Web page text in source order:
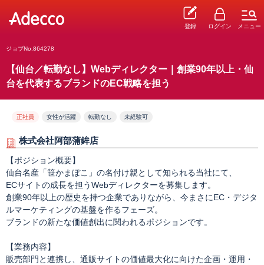
登録 ログイン メニュー
ジョブNo.864278
【仙台／転勤なし】Webディレクター｜創業90年以上・仙
台を代表するブランドのEC戦略を担う
正社員 女性が活躍 転勤なし 未経験可
株式会社阿部蒲鉾店
【ポジション概要】
仙台名産「笹かまぼこ」の名付け親として知られる当社にて、
ECサイトの成長を担うWebディレクターを募集します。
創業90年以上の歴史を持つ企業でありながら、今まさにEC・デジタ
ルマーケティングの基盤を作るフェーズ。
ブランドの新たな価値創出に関われるポジションです。
【業務内容】
販売部門と連携し、通販サイトの価値最大化に向けた企画・運用・